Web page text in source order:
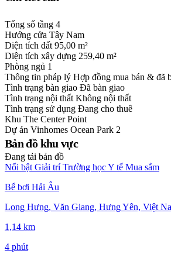
Tổng số tầng 4
Hướng cửa Tây Nam
Diện tích đất 95,00 m²
Diện tích xây dựng 259,40 m²
Phòng ngủ 1
Thông tin pháp lý Hợp đồng mua bán & đã
Tình trạng bàn giao Đã bàn giao
Tình trạng nội thất Không nội thất
Tình trạng sử dụng Đang cho thuê
Khu The Center Point
Dự án Vinhomes Ocean Park 2
Bản đồ khu vực
Đang tải bản đồ
Nổi bật Giải trí Trường họcY tế Mua sắm
Bể bơi Hải Âu
Long Hưng, Văn Giang, Hưng Yên, Việt
1,14 km
4 phút